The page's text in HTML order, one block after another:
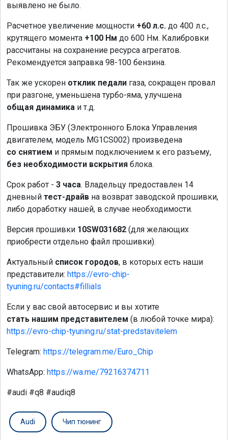
выявлено не было.
Расчетное увеличение мощности +60 л.с. до 400 л.с.,
крутящего момента +100 Нм до 600 Нм. Калибровки
рассчитаны на сохранение ресурса агрегатов.
Рекомендуется заправка 98-100 бензина.
Так же ускорен отклик педали газа, сокращен провал
при разгоне, уменьшена турбо-яма, улучшена
общая динамика и т.д.
Прошивка ЭБУ (Электронного Блока Управления
двигателем, модель MG1CS002) произведена
со снятием и прямым подключением к его разъему,
без необходимости вскрытия блока.
Срок работ - 3 часа. Владельцу предоставлен 14
дневный тест-драйв на возврат заводской прошивки,
либо доработку нашей, в случае необходимости.
Версия прошивки 10SW031682 (для желающих
приобрести отдельно файл прошивки).
Актуальный список городов, в которых есть наши
представители: https://evro-chip-
tyuning.ru/contacts#fillials
Если у вас свой автосервис и вы хотите
стать нашим представителем (в любой точке мира):
https://evro-chip-tyuning.ru/stat-predstavitelem
Telegram: https://telegram.me/Euro_Chip
WhatsApp: https://wa.me/79216374711
#audi #q8 #audiq8
Audi Чип тюнинг